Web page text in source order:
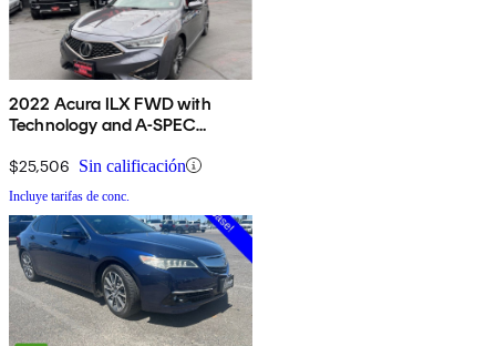
2022 Acura ILX FWD with
Technology and A-SPEC
$25,506 Sin calificación
Incluye tarifas de conc.